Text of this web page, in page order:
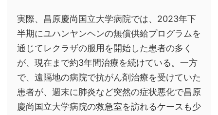
実際、昌原慶尚国立大学病院では、2023年下
半期にユハンヤンヘンの無償供給プログラムを
通じてレクラザの服用を開始した患者の多く
が、現在まで約3年間治療を続けている。一方
で、遠隔地の病院で抗がん剤治療を受けていた
患者が、週末に肺炎など突然の症状悪化で昌原
慶尚国立大学病院の救急室を訪れるケースも少